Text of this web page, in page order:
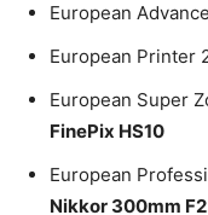
European
European Printer
European Super
FinePix HS10
European
Nikkor 300mm